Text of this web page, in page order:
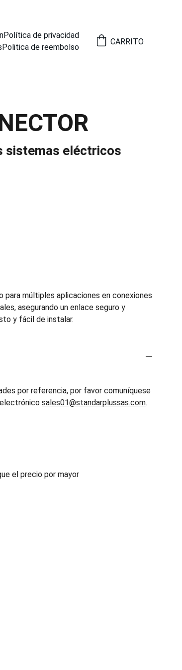
Política de privacidad
Politica de reembolso
CARRITO
sistemas eléctricos
para múltiples aplicaciones en conexiones
asegurando un enlace seguro y
y fácil de instalar.
por referencia, por favor comuníquese
sales01@standarplussas.com.
el precio por mayor